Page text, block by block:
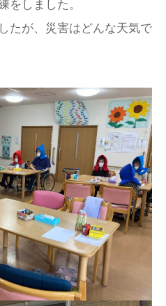
をしました。
たが、災害はどんな天気で